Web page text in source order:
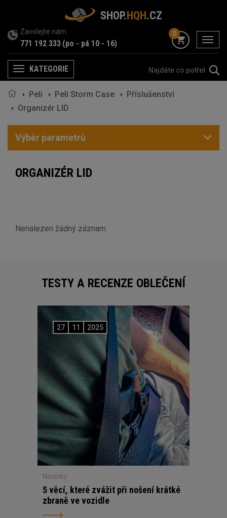
SHOP.HQH.CZ
Zavolejte nám
771 192 333 (po - pá 10 - 16) menu
0
MenuKATEGORIE
Peli Peli Storm Case
Příslušenství
Organizér LID
Výběr parametrů
ORGANIZÉR LID
Nenalezen žádný záznam
TESTY A RECENZE OBLEČENÍ
27 11 2025
Novinky
5 věcí, které zvážit při nošení krátké
zbraně ve vozidle